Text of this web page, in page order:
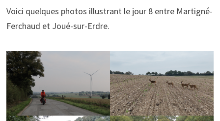
Voici quelques photos illustrant le jour 8 entre Martigné-
Ferchaud et Joué-sur-Erdre.